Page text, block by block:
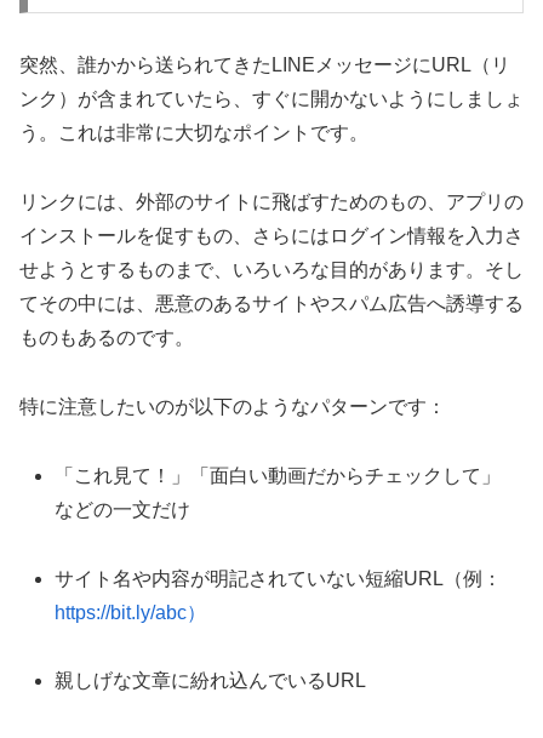
突然、誰かから送られてきたLINEメッセージにURL（リ
ンク）が含まれていたら、すぐに開かないようにしましょ
う。これは非常に大切なポイントです。
リンクには、外部のサイトに飛ばすためのもの、アプリの
インストールを促すもの、さらにはログイン情報を入力さ
せようとするものまで、いろいろな目的があります。そし
てその中には、悪意のあるサイトやスパム広告へ誘導する
ものもあるのです。
特に注意したいのが以下のようなパターンです：
「これ見て！」「面白い動画だからチェックして」
などの一文だけ
サイト名や内容が明記されていない短縮URL（例：
https://bit.ly/abc）
親しげな文章に紛れ込んでいるURL